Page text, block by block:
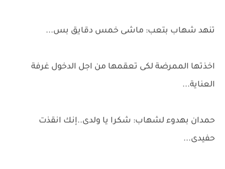
تنهد شهاب بتعب: ماشى خمس دقايق بس...
اخذتها الممرضة لكى تعقمها من اجل الدخول غرفة
العناية...
حمدان بهدوء لشهاب: شكرا يا ولدى..إنك انقذت
حفيدى...